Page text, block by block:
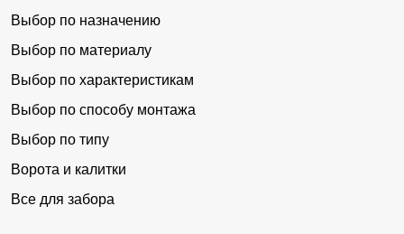
Выбор по назначению
Выбор по материалу
Выбор по характеристикам
Выбор по способу монтажа
Выбор по типу
Ворота и калитки
Все для забора